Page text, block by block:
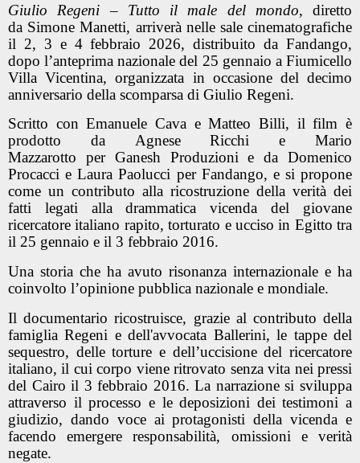
Giulio Regeni – Tutto il male del mondo, diretto
da Simone Manetti, arriverà nelle sale cinematografiche
il 2, 3 e 4 febbraio 2026, distribuito da Fandango,
dopo l’anteprima nazionale del 25 gennaio a Fiumicello
Villa Vicentina, organizzata in occasione del decimo
anniversario della scomparsa di Giulio Regeni.
Scritto con Emanuele Cava e Matteo Billi, il film è
prodotto da Agnese Ricchi e Mario
Mazzarotto per Ganesh Produzioni e da Domenico
Procacci e Laura Paolucci per Fandango, e si propone
come un contributo alla ricostruzione della verità dei
fatti legati alla drammatica vicenda del giovane
ricercatore italiano rapito, torturato e ucciso in Egitto tra
il 25 gennaio e il 3 febbraio 2016.
Una storia che ha avuto risonanza internazionale e ha
coinvolto l’opinione pubblica nazionale e mondiale.
Il documentario ricostruisce, grazie al contributo della
famiglia Regeni e dell'avvocata Ballerini, le tappe del
sequestro, delle torture e dell’uccisione del ricercatore
italiano, il cui corpo viene ritrovato senza vita nei pressi
del Cairo il 3 febbraio 2016. La narrazione si sviluppa
attraverso il processo e le deposizioni dei testimoni a
giudizio, dando voce ai protagonisti della vicenda e
facendo emergere responsabilità, omissioni e verità
negate.